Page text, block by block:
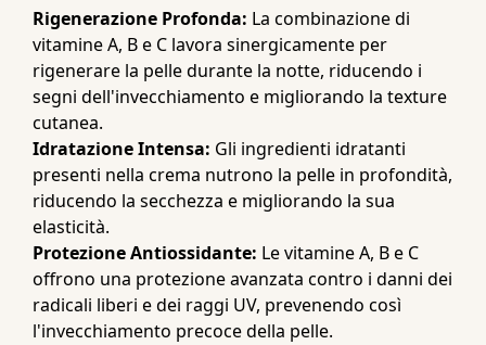
Rigenerazione Profonda: La combinazione di
vitamine A, B e C lavora sinergicamente per
rigenerare la pelle durante la notte, riducendo i
segni dell'invecchiamento e migliorando la texture
cutanea.
Idratazione Intensa: Gli ingredienti idratanti
presenti nella crema nutrono la pelle in profondità,
riducendo la secchezza e migliorando la sua
elasticità.
Protezione Antiossidante: Le vitamine A, B e C
offrono una protezione avanzata contro i danni dei
radicali liberi e dei raggi UV, prevenendo così
l'invecchiamento precoce della pelle.